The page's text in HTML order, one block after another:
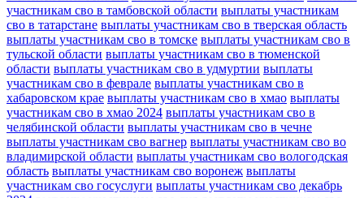
участникам сво в тамбовской области выплаты участникам
сво в татарстане выплаты участникам сво в тверская область
выплаты участникам сво в томске выплаты участникам сво в
тульской области выплаты участникам сво в тюменской
области выплаты участникам сво в удмуртии выплаты
участникам сво в феврале выплаты участникам сво в
хабаровском крае выплаты участникам сво в хмао выплаты
участникам сво в хмао 2024 выплаты участникам сво в
челябинской области выплаты участникам сво в чечне
выплаты участникам сво вагнер выплаты участникам сво во
владимирской области выплаты участникам сво вологодская
область выплаты участникам сво воронеж выплаты
участникам сво госуслуги выплаты участникам сво декабрь